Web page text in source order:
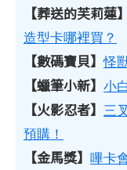
【葬送的芙莉蓮】
造型卡哪裡買？
【數碼寶貝】怪
【蠟筆小新】 小
【火影忍者】 三
預購！
【金馬獎】 嗶卡